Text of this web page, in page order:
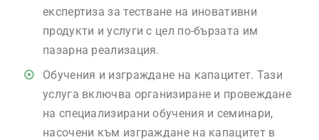
експертиза за тестване на иновативни
продукти и услуги с цел по-бързата им
пазарна реализация.
Обучения и изграждане на капацитет. Тази
услуга включва организиране и провеждане
на специализирани обучения и семинари,
насочени към изграждане на капацитет в